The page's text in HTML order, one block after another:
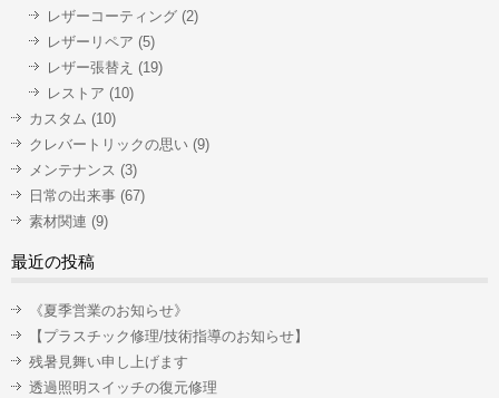
レザーコーティング (2)
レザーリペア (5)
レザー張替え (19)
レストア (10)
カスタム (10)
クレバートリックの思い (9)
メンテナンス (3)
日常の出来事 (67)
素材関連 (9)
最近の投稿
《夏季営業のお知らせ》
【プラスチック修理/技術指導のお知らせ】
残暑見舞い申し上げます
透過照明スイッチの復元修理